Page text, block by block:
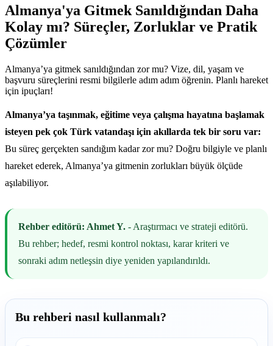
Almanya'ya Gitmek Sanıldığından Daha
Kolay mı? Süreçler, Zorluklar ve Pratik
Çözümler
Almanya’ya gitmek sanıldığından zor mu? Vize, dil, yaşam ve
başvuru süreçlerini resmi bilgilerle adım adım öğrenin. Planlı hareket
için ipuçları!
Almanya’ya taşınmak, eğitime veya çalışma hayatına başlamak
isteyen pek çok Türk vatandaşı için akıllarda tek bir soru var:
Bu süreç gerçekten sandığım kadar zor mu? Doğru bilgiyle ve planlı
hareket ederek, Almanya’ya gitmenin zorlukları büyük ölçüde
aşılabiliyor.
Rehber editörü: Ahmet Y. - Araştırmacı ve strateji editörü.
Bu rehber; hedef, resmi kontrol noktası, karar kriteri ve
sonraki adım netleşsin diye yeniden yapılandırıldı.
Bu rehberi nasıl kullanmalı?